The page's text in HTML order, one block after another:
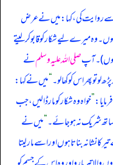
روایت کی، کہا: میں نے عرض
وہ میرے لیے شکار کو قابوکر لیتے
ہوں)۔ آپصلی اللہ علیہ وسلمنے
لو تو پھر اس کو کھا لو۔“میں نے کہا:
”خواہ وہ شکار کو مار ڈالیں، جب
شریک نہ ہو جائے۔“میں نے
نشانہ بناتا ہوں اور اسے مار لیتا